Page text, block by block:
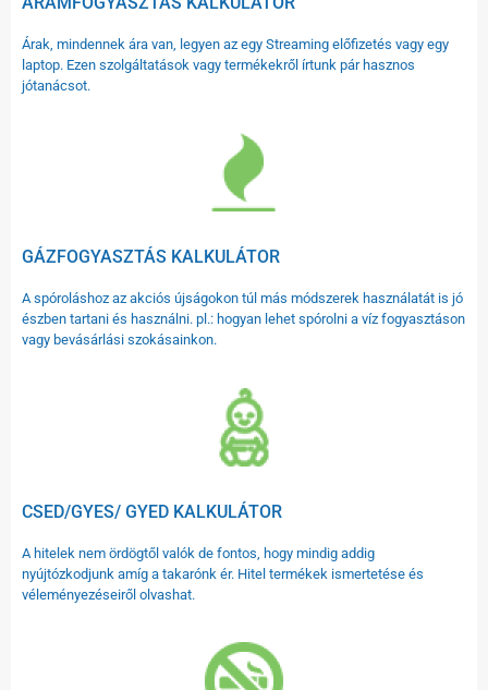
Árak, mindennek ára van, legyen az egy Streaming előfizetés vagy egy
laptop. Ezen szolgáltatások vagy termékekről írtunk pár hasznos
jótanácsot.
GÁZFOGYASZTÁS KALKULÁTOR
A spóroláshoz az akciós újságokon túl más módszerek használatát is jó
észben tartani és használni. pl.: hogyan lehet spórolni a víz fogyasztáson
vagy bevásárlási szokásainkon.
CSED/GYES/ GYED KALKULÁTOR
A hitelek nem ördögtől valók de fontos, hogy mindig addig
nyújtózkodjunk amíg a takarónk ér. Hitel termékek ismertetése és
véleményezéseiről olvashat.